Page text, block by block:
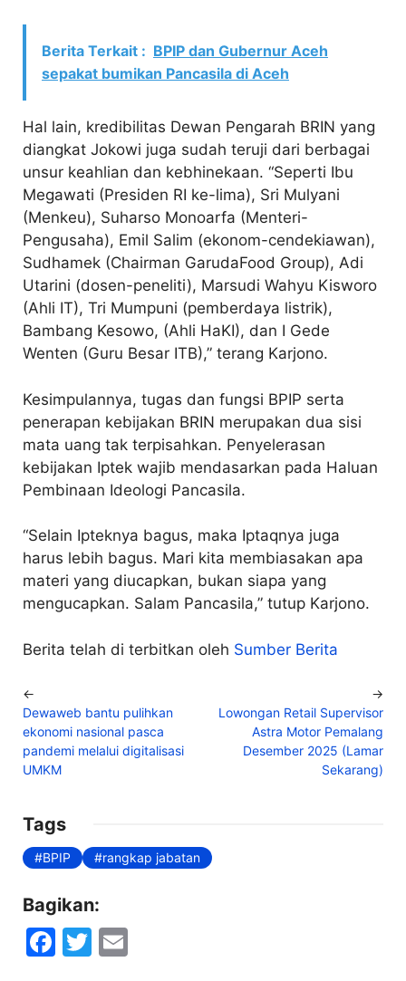
Berita Terkait : BPIP dan Gubernur Aceh
sepakat bumikan Pancasila di Aceh
Hal lain, kredibilitas Dewan Pengarah BRIN yang
diangkat Jokowi juga sudah teruji dari berbagai
unsur keahlian dan kebhinekaan. “Seperti Ibu
Megawati (Presiden RI ke-lima), Sri Mulyani
(Menkeu), Suharso Monoarfa (Menteri-
Pengusaha), Emil Salim (ekonom-cendekiawan),
Sudhamek (Chairman GarudaFood Group), Adi
Utarini (dosen-peneliti), Marsudi Wahyu Kisworo
(Ahli IT), Tri Mumpuni (pemberdaya listrik),
Bambang Kesowo, (Ahli HaKI), dan I Gede
Wenten (Guru Besar ITB),” terang Karjono.
Kesimpulannya, tugas dan fungsi BPIP serta
penerapan kebijakan BRIN merupakan dua sisi
mata uang tak terpisahkan. Penyelerasan
kebijakan Iptek wajib mendasarkan pada Haluan
Pembinaan Ideologi Pancasila.
“Selain Ipteknya bagus, maka Iptaqnya juga
harus lebih bagus. Mari kita membiasakan apa
materi yang diucapkan, bukan siapa yang
mengucapkan. Salam Pancasila,” tutup Karjono.
Berita telah di terbitkan oleh Sumber Berita
←
Dewaweb bantu pulihkan
ekonomi nasional pasca
pandemi melalui digitalisasi
UMKM
Lowongan Retail Supervisor
Astra Motor Pemalang
Desember 2025 (Lamar
Sekarang)
→
Tags
BPIP rangkap jabatan
Bagikan:
F
T